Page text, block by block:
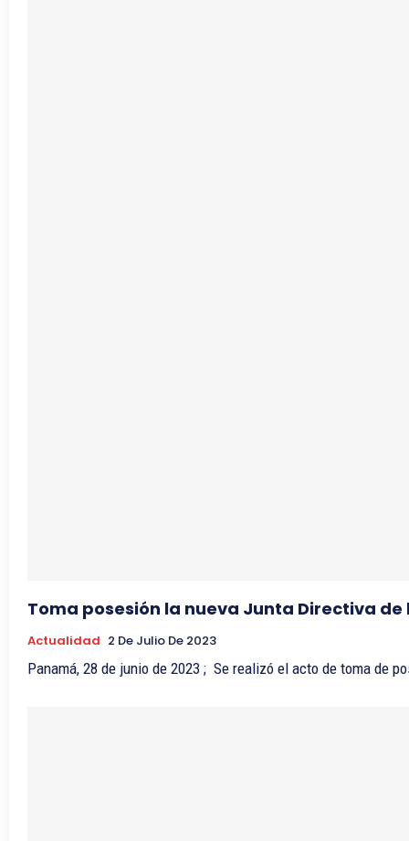
Toma posesión la nueva Junta Directiva
Actualidad 2 De Julio De 2023
Panamá, 28 de junio de 2023 ; Se realizó el acto de toma de